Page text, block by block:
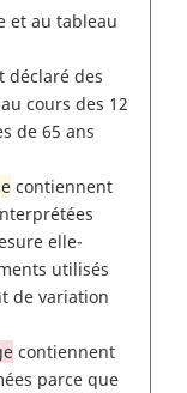
et au tableau
déclaré des
cours des 12
de 65 ans
contiennent
elle-
utilisés
de variation
contiennent
parce que